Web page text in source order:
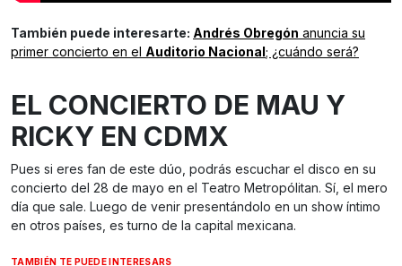
También puede interesarte: Andrés Obregón anuncia su
primer concierto en el Auditorio Nacional; ¿cuándo será?
EL CONCIERTO DE MAU Y
RICKY EN CDMX
Pues si eres fan de este dúo, podrás escuchar el disco en su
concierto del 28 de mayo en el Teatro Metropólitan. Sí, el mero
día que sale. Luego de venir presentándolo en un show íntimo
en otros países, es turno de la capital mexicana.
TAMBIÉN TE PUEDE INTERESARS